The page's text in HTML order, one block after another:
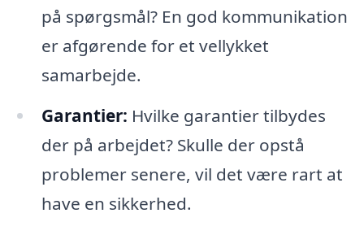
på spørgsmål? En god kommunikation
er afgørende for et vellykket
samarbejde.
Garantier: Hvilke garantier tilbydes
der på arbejdet? Skulle der opstå
problemer senere, vil det være rart at
have en sikkerhed.